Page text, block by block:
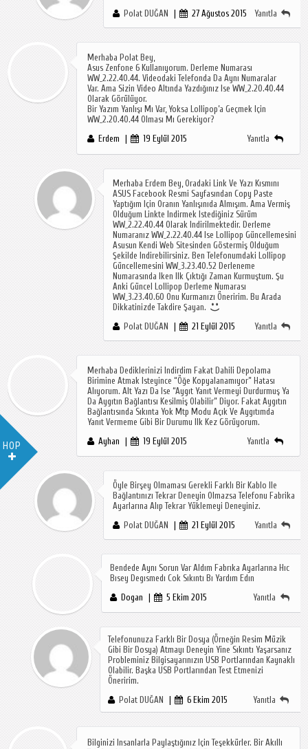
HOP
Polat DUĞAN
27 Ağustos 2015 Yanıtla
Merhaba Polat Bey,
Asus Zenfone 6 Kullanıyorum. Derleme Numarası
WW_2.22.40.44. Videodaki Telefonda Da Aynı Numaralar
Var. Ama Sizin Video Altında Yazdığınız Ise WW_2.20.40.44
Olarak Görülüyor.
Bir Yazım Yanlışı Mı Var, Yoksa Lollipop’a Geçmek Için
WW_2.20.40.44 Olması Mı Gerekiyor?
Erdem
19 Eylül 2015 Yanıtla
Merhaba Erdem Bey, Oradaki Link Ve Yazı Kısmını
ASUS Facebook Resmi Sayfasından Copy Paste
Yaptığım Için Oranın Yanlışınıda Almışım. Ama Vermiş
Olduğum Linkte Indirmek Istediğiniz Sürüm
WW_2.22.40.44 Olarak Indirilmektedir. Derleme
Numaranız WW_2.22.40.44 Ise Lollipop Güncellemesini
Asusun Kendi Web Sitesinden Göstermiş Olduğum
Şekilde Indirebilirsiniz. Ben Telefonumdaki Lollipop
Güncellemesini WW_3.23.40.52 Derleneme
Numarasında Iken Ilk Çıktığı Zaman Kurmuştum. Şu
Anki Güncel Lollipop Derleme Numarası
WW_3.23.40.60 Onu Kurmanızı Öneririm. Bu Arada
Dikkatinizde Takdire Şayan.
Polat DUĞAN
21 Eylül 2015 Yanıtla
Merhaba Dediklerinizi Indirdim Fakat Dahili Depolama
Birimine Atmak Isteyince “Öğe Kopyalanamıyor” Hatası
Alıyorum. Alt Yazı Da Ise “Aygıt Yanıt Vermeyi Durdurmuş Ya
Da Aygıtın Bağlantısı Kesilmiş Olabilir” Diyor. Fakat Aygıtın
Bağlantısında Sıkınta Yok Mtp Modu Açık Ve Aygıtımda
Yanıt Vermeme Gibi Bir Durumu Ilk Kez Görüyorum.
Ayhan
19 Eylül 2015 Yanıtla
Öyle Birşey Olmaması Gerekli Farklı Bir Kablo Ile
Bağlantınızı Tekrar Deneyin Olmazsa Telefonu Fabrika
Ayarlarına Alıp Tekrar Yüklemeyi Deneyiniz.
Polat DUĞAN
21 Eylül 2015 Yanıtla
Bendede Aynı Sorun Var Aldım Fabrıka Ayarlarına Hıc
Bısey Degısmedı Cok Sıkıntı Bı Yardım Edın
Dogan
5 Ekim 2015 Yanıtla
Telefonunuza Farklı Bir Dosya (örneğin Resim Müzik
Gibi Bir Dosya) Atmayı Deneyin Yine Sıkıntı Yaşarsanız
Probleminiz Bilgisayarınızın USB Portlarından Kaynaklı
Olabilir. Başka USB Portlarından Test Etmenizi
Öneririm.
Polat DUĞAN
6 Ekim 2015 Yanıtla
Bilginizi Insanlarla Paylaştığınız Için Teşekkürler. Bir Akıllı